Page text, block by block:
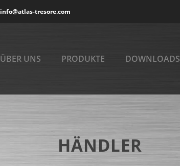
info@atlas-tresore.com
ÜBER UNS PRODUKTE DOWNLOADS
HÄNDLER